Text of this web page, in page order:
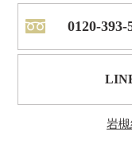
0120-393-
岩